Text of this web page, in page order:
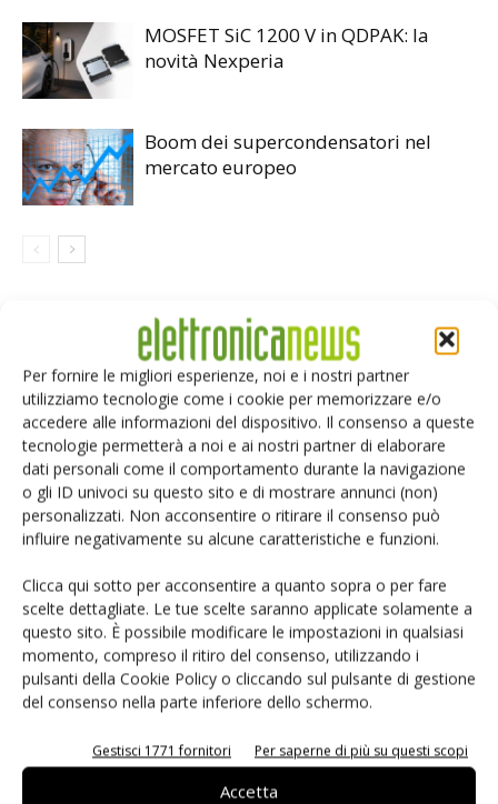
Per fornire le migliori esperienze, noi e i nostri partner
utilizziamo tecnologie come i cookie per memorizzare e/o
accedere alle informazioni del dispositivo. Il consenso a queste
tecnologie permetterà a noi e ai nostri partner di elaborare
dati personali come il comportamento durante la navigazione
o gli ID univoci su questo sito e di mostrare annunci (non)
personalizzati. Non acconsentire o ritirare il consenso può
influire negativamente su alcune caratteristiche e funzioni.
Clicca qui sotto per acconsentire a quanto sopra o per fare
scelte dettagliate. Le tue scelte saranno applicate solamente a
questo sito. È possibile modificare le impostazioni in qualsiasi
momento, compreso il ritiro del consenso, utilizzando i
pulsanti della Cookie Policy o cliccando sul pulsante di gestione
del consenso nella parte inferiore dello schermo.
Gestisci 1771 fornitori Per saperne di più su questi scopi
Accetta
MOSFET SiC 1200 V in QDPAK: la
novità Nexperia
Boom dei supercondensatori nel
mercato europeo
LASCIA UN COMMENTO
Salva il mio nome, email e sito web in questo browser per i
prossimi commenti.